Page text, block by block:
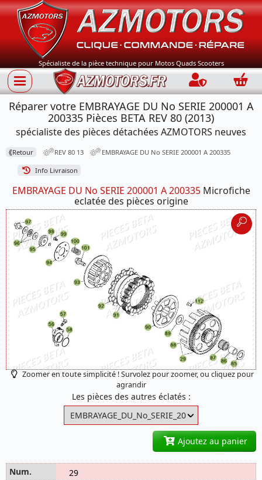
Spécialiste de la pièce technique pour Motos Quads Scooters
Connection
Réparer votre EMBRAYAGE DU No SERIE 200001 A
200335 Pièces BETA REV 80 (2013)
spécialiste des pièces détachées AZMOTORS neuves
⟪Retour REV 80 13 EMBRAYAGE DU No SERIE 200001 A 200335
Info Livraison
EMBRAYAGE DU No SERIE 200001 A 200335Microfiche
eclatée des pièces origine
Zoomer en toute simplicité ! Survolez pour zoomer, ou cliquez pour
agrandir
Les pièces des autres éclatés :
Ajoutez au panier
29